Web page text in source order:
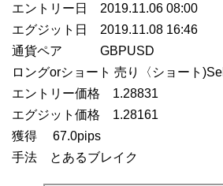
エントリー日 2019.11.06 08:00
エグジット日 2019.11.08 16:46
通貨ペア GBPUSD
ロングorショート 売り〈ショート)Sell
エントリー価格 1.28831
エグジット価格 1.28161
獲得 67.0pips
手法 とあるブレイク